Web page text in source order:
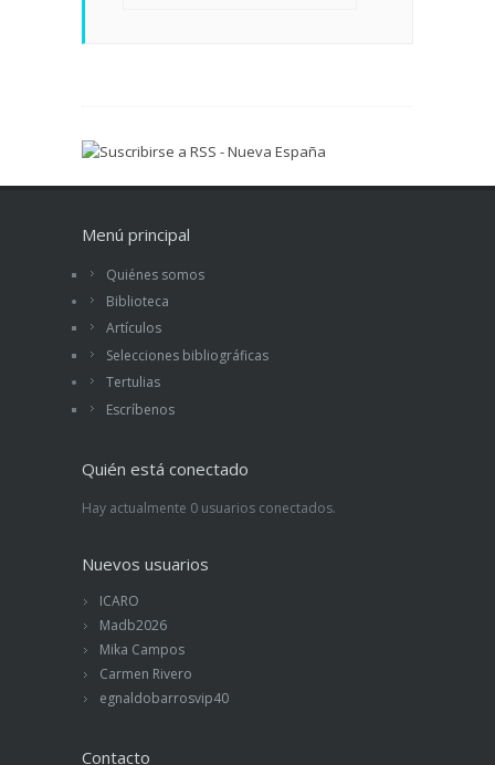
Menú principal
Quiénes somos
Biblioteca
Artículos
Selecciones bibliográficas
Tertulias
Escríbenos
Quién está conectado
Hay actualmente 0 usuarios conectados.
Nuevos usuarios
ICARO
Madb2026
Mika Campos
Carmen Rivero
egnaldobarrosvip40
Contacto